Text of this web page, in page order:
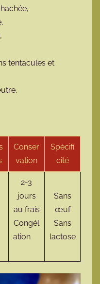
,
tentacules et
Conser
vation
Spécifi
cité
2-3
jours
au frais
Congél
ation
Sans
œuf
Sans
lactose